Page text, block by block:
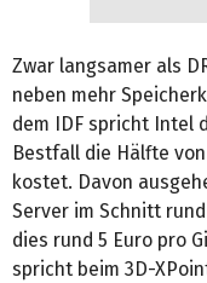
Zwar langsamer als
neben mehr
dem IDF spricht Intel
Bestfall die Hälfte
kostet. Davon
Server im Schnitt
dies rund 5 Euro pro
spricht beim 3D-